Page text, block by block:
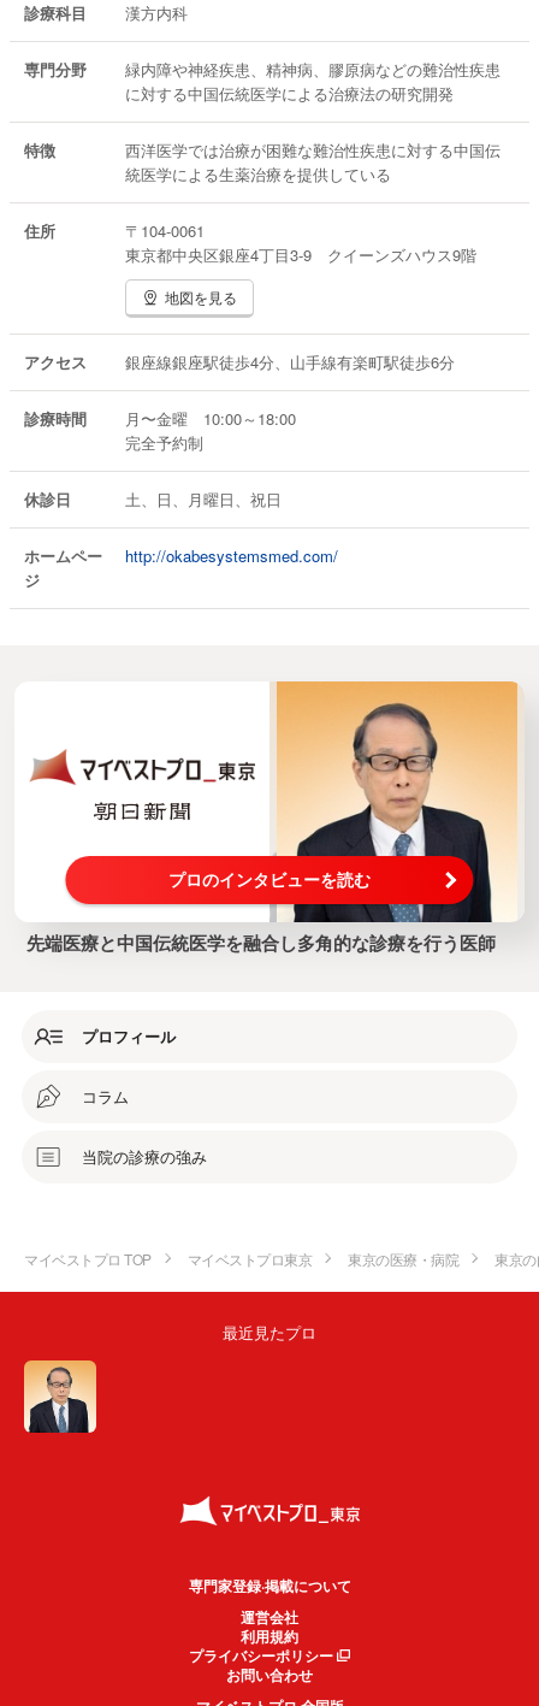
西洋医学の限界 なぜ、あなたの病気は治らないのか (健康プレミアム
シリーズ)
岡部哲郎 (著)
病気を治せない医者 現代医学の正体に迫る (光文社新書)
岡部 哲郎 | 2015/1/15
診療科目 漢方内科
専門分野
緑内障や神経疾患、精神病、膠原病などの難治性疾患
に対する中国伝統医学による治療法の研究開発
特徴
西洋医学では治療が困難な難治性疾患に対する中国伝
統医学による生薬治療を提供している
住所
〒104-0061
東京都中央区銀座4丁目3-9 クイーンズハウス9階
地図を見る
アクセス 銀座線銀座駅徒歩4分、山手線有楽町駅徒歩6分
診療時間
月〜金曜 10:00～18:00
完全予約制
休診日 土、日、月曜日、祝日
ホームペー
ジ
http://okabesystemsmed.com/
プロのインタビューを読む
先端医療と中国伝統医学を融合し多角的な診療を行う医師
プロフィール
コラム
当院の診療の強み
マイベストプロ TOP マイベストプロ東京 東京の医療・病院 東京
最近見たプロ
専門家登録·掲載について
運営会社
利用規約
プライバシーポリシー
お問い合わせ